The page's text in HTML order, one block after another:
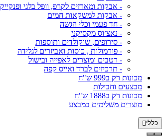
- אבקות ומארזים לקרפ, וופל בלגי ופנקייק
- אבקות למשקאות חמים
- חד פעמי וכלי הגשה
- נאצ׳וס מקסיקני
- סירופים, שוקולדים ותוספות
- פורמולות , כוסות ואביזרים לגלידה
- רטבים ומוצרים לאפייה ובישול
- תרכיזים לברד ואייס קפה
מכונות רק ב999 ש"ח
מבצעים וחבילות
מכונות רק ב1888 ש"ח
מוצרים משלימים במבצע
כללי